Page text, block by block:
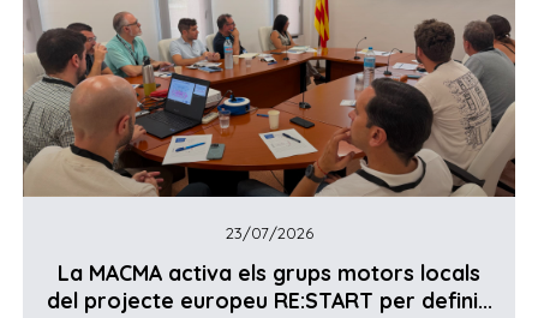
23/07/2026
La MACMA activa els grups motors locals
del projecte europeu RE:START per defini...